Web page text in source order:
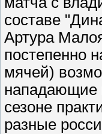
составе
Артура
постепенно
мячей)
нападающие
сезоне
разные